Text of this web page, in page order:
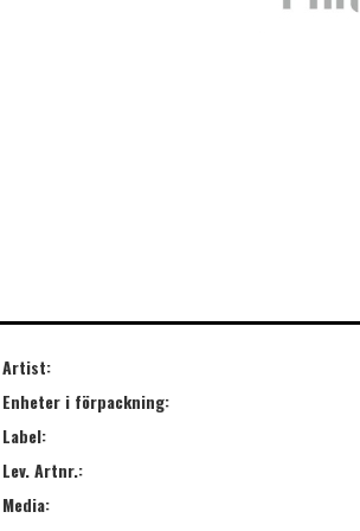
Artist:
Enheter i förpackning:
Label:
Lev. Artnr.:
Media: